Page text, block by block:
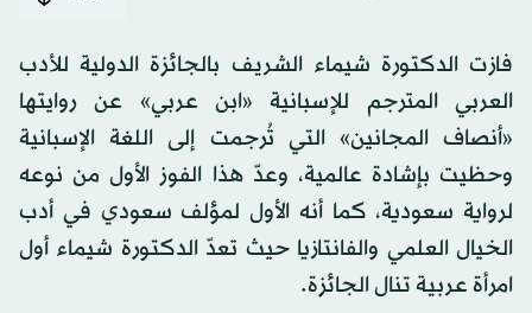
فازت الدكتورة شيماء الشريف بالجائزة الدولية للأدب
العربي المترجم للإسبانية «ابن عربي» عن روايتها
«أنصاف المجانين» التي تُرجمت إلى اللغة الإسبانية
وحظيت بإشادة عالمية، وعدّ هذا الفوز الأول من نوعه
لرواية سعودية، كما أنه الأول لمؤلف سعودي في أدب
الخيال العلمي والفانتازيا حيث تعدّ الدكتورة شيماء أول
امرأة عربية تنال الجائزة.